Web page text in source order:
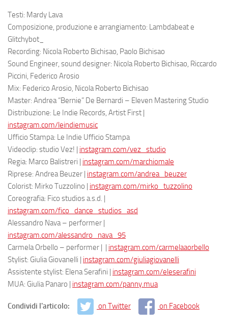
Testi: Mardy Lava
Composizione, produzione e arrangiamento: Lambdabeat e
Glitchybot_
Recording: Nicola Roberto Bichisao, Paolo Bichisao
Sound Engineer, sound designer: Nicola Roberto Bichisao, Riccardo
Piccini, Federico Arosio
Mix: Federico Arosio, Nicola Roberto Bichisao
Master: Andrea “Bernie” De Bernardi – Eleven Mastering Studio
Distribuzione: Le Indie Records, Artist First |
instagram.com/leindiemusic
Ufficio Stampa: Le Indie Ufficio Stampa
Videoclip: studio Vez! | instagram.com/vez_studio
Regia: Marco Balistreri | instagram.com/marchiomale
Riprese: Andrea Beuzer | instagram.com/andrea_beuzer
Colorist: Mirko Tuzzolino | instagram.com/mirko_tuzzolino
Coreografia: Fico studios a.s.d. |
instagram.com/fico_dance_studios_asd
Alessandro Nava – performer |
instagram.com/alessandro_nava_95
Carmela Orbello – performer | | instagram.com/carmelaaorbello
Stylist: Giulia Giovanelli | instagram.com/giuliagiovanelli
Assistente stylist: Elena Serafini | instagram.com/eleserafini
MUA: Giulia Panaro | instagram.com/panny.mua
Condividi l'articolo: on Twitter on Facebook